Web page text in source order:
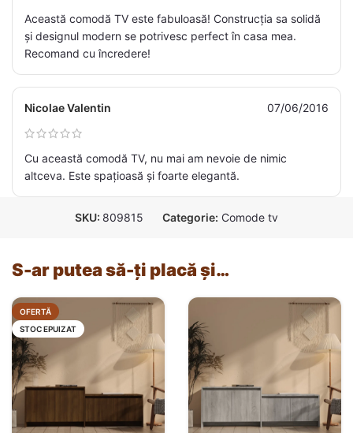
Această comodă TV este fabuloasă! Construcția sa solidă
și designul modern se potrivesc perfect în casa mea.
Recomand cu încredere!
Nicolae Valentin 07/06/2016
Cu această comodă TV, nu mai am nevoie de nimic
altceva. Este spațioasă și foarte elegantă.
SKU: 809815 Categorie: Comode tv
S-ar putea să-ți placă și…
OFERTĂ
STOC EPUIZAT